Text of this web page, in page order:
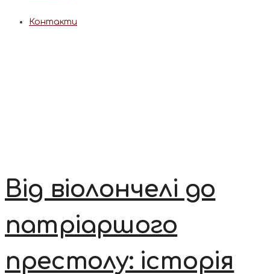
Контакти
Від віолончелі до
патріаршого
престолу: історія